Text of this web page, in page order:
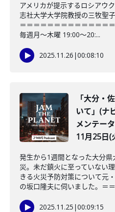
アメリカが提示するロシアウ
志社大学大学院教授の三牧聖
＝＝＝＝＝＝＝＝＝＝＝＝＝
毎週月～木曜 19:00～20:...
2025.11.26 |00:08:10
「大分・
いて」(ナ
メンテー
11月25日(
発生から1週間となった大分
災。未だ鎮火に至っていない
きる火災予防対策について元
の坂口隆夫に伺いました。＝
2025.11.25 |00:09:15